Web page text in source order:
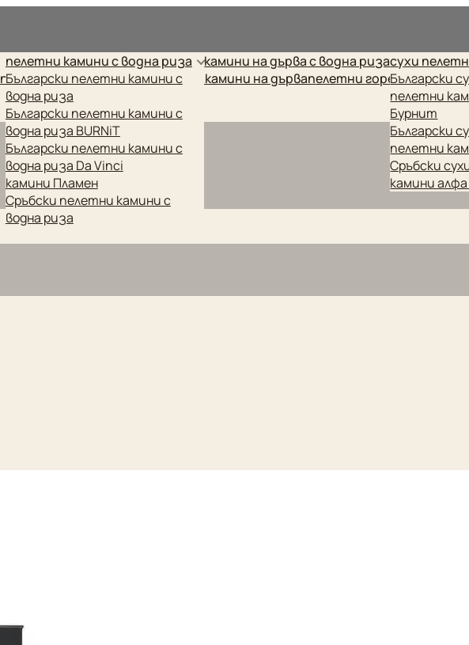
пелетни камини с водна риза
Български пелетни камини с
водна риза
Български пелетни камини с
водна риза BURNiT
Български пелетни камини с
водна риза Da Vinci
камини Пламен
Сръбски пелетни камини с
водна риза
камини на дърва с водна ризасухи
Български
пелетни
Бурнит
Български
пелетни
Сръбски
камини
пелетни котлиготварски печки камини на дървапелетни горелки